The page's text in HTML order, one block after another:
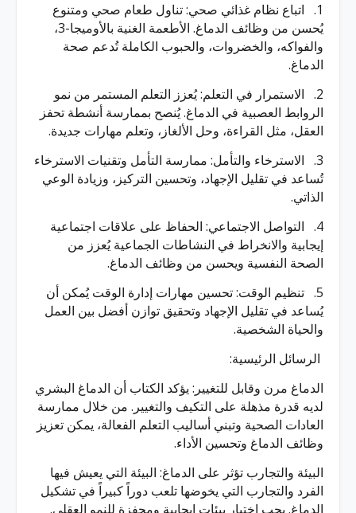
1. اتباع نظام غذائي صحي: تناول طعام صحي ومتنوع
يُحسن من وظائف الدماغ. الأطعمة الغنية بالأوميجا-3،
والفواكه، والخضروات، والحبوب الكاملة تُدعم صحة
الدماغ.
2. الاستمرار في التعلم: يُعزز التعلم المستمر من نمو
الروابط العصبية في الدماغ. يُنصح بممارسة أنشطة تحفز
العقل، مثل القراءة، وحل الألغاز، وتعلم مهارات جديدة.
3. الاسترخاء والتأمل: ممارسة التأمل وتقنيات الاسترخاء
تُساعد في تقليل الإجهاد، وتحسين التركيز، وزيادة الوعي
الذاتي.
4. التواصل الاجتماعي: الحفاظ على علاقات اجتماعية
إيجابية والانخراط في النشاطات الجماعية يُعزز من
الصحة النفسية ويحسن من وظائف الدماغ.
5. تنظيم الوقت: تحسين مهارات إدارة الوقت يُمكن أن
يُساعد في تقليل الإجهاد وتحقيق توازن أفضل بين العمل
والحياة الشخصية.
الرسائل الرئيسية:
الدماغ مرن وقابل للتغيير: يؤكد الكتاب أن الدماغ البشري
لديه قدرة مذهلة على التكيف والتغيير. من خلال ممارسة
العادات الصحية وتبني أساليب التعلم الفعالة، يمكن تعزيز
وظائف الدماغ وتحسين الأداء.
البيئة والتجارب تؤثر على الدماغ: البيئة التي يعيش فيها
الفرد والتجارب التي يخوضها تلعب دوراً كبيراً في تشكيل
الدماغ. يجب اختيار بيئات إيجابية ومحفزة للنمو العقلي.